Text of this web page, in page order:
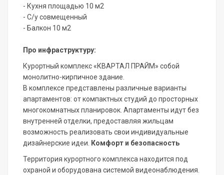
- Кухня площадью 10 м2
- С/у совмещенный
- Балкон 10 м2
Про инфраструктуру:
Курортный комплекс «КВАРТАЛ ПРАЙМ» собой
монолитно-кирпичное здание.
В комплексе представлены различные варианты
апартаментов: от компактных студий до просторных
многокомнатных планировок. Апартаменты идут без
внутренней отделки, предоставляя жильцам
возможность реализовать свои индивидуальные
дизайнерские идеи. Комфорт и безопасность
Территория курортного комплекса находится под
охраной и оборудована системой видеонаблюдения.